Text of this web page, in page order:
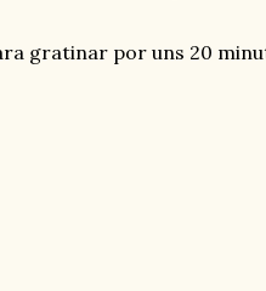
gratinar por uns 20